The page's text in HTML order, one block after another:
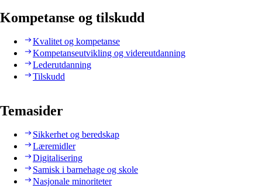
Kompetanse og tilskudd
Kvalitet og kompetanse
Kompetanseutvikling og videreutdanning
Lederutdanning
Tilskudd
Temasider
Sikkerhet og beredskap
Læremidler
Digitalisering
Samisk i barnehage og skole
Nasjonale minoriteter